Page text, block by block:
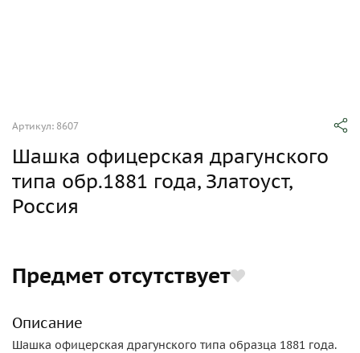
Артикул: 8607
Шашка офицерская драгунского
типа обр.1881 года, Златоуст,
Россия
Предмет отсутствует
Описание
Шашка офицерская драгунского типа образца 1881 года.